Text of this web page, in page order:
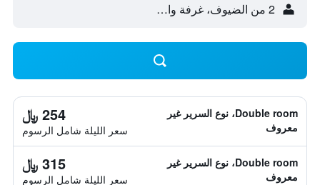
2 من الضيوف، غرفة واحدة
Double room، نوع السرير غير
معروف
254 ﷼
سعر الليلة شامل الرسوم
Double room، نوع السرير غير
معروف
315 ﷼
سعر الليلة شامل الرسوم